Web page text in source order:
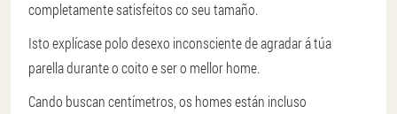
completamente satisfeitos co seu tamaño.
Isto explícase polo desexo inconsciente de agradar á túa
parella durante o coito e ser o mellor home.
Cando buscan centímetros, os homes están incluso